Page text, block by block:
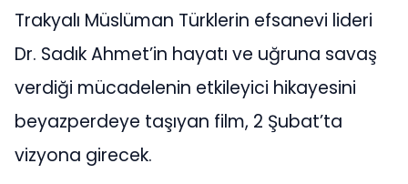
Trakyalı Müslüman Türklerin efsanevi lideri
Dr. Sadık Ahmet’in hayatı ve uğruna savaş
verdiği mücadelenin etkileyici hikayesini
beyazperdeye taşıyan film, 2 Şubat’ta
vizyona girecek.